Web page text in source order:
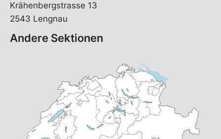
Krähenbergstrasse 13
2543 Lengnau
Andere Sektionen